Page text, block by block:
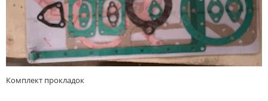
Комплект прокладок